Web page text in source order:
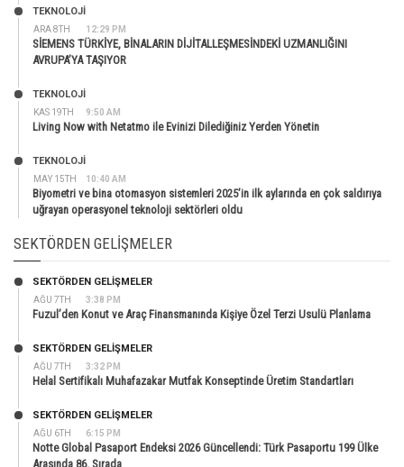
ARA 8TH 12:29 PM
TEKNOLOJİ
SİEMENS TÜRKİYE, BİNALARIN DİJİTALLEŞMESİNDEKİ UZMANLIĞINI
AVRUPA’YA TAŞIYOR
KAS 19TH 9:50 AM
TEKNOLOJİ
Living Now with Netatmo ile Evinizi Dilediğiniz Yerden Yönetin
MAY 15TH 10:40 AM
TEKNOLOJİ
Biyometri ve bina otomasyon sistemleri 2025’in ilk aylarında en çok saldırıya
uğrayan operasyonel teknoloji sektörleri oldu
SEKTÖRDEN GELIŞMELER
AĞU 7TH 3:38 PM
SEKTÖRDEN GELIŞMELER
Fuzul’den Konut ve Araç Finansmanında Kişiye Özel Terzi Usulü Planlama
AĞU 7TH 3:32 PM
SEKTÖRDEN GELIŞMELER
Helal Sertifikalı Muhafazakar Mutfak Konseptinde Üretim Standartları
AĞU 6TH 6:15 PM
SEKTÖRDEN GELIŞMELER
Notte Global Pasaport Endeksi 2026 Güncellendi: Türk Pasaportu 199 Ülke
Arasında 86. Sırada